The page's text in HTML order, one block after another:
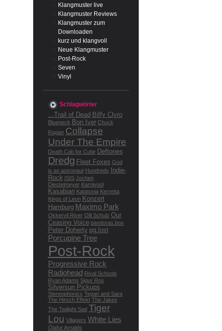
Klangmuster live
Klangmuster Reviews
Klangmuster zum
Downloaden
kurz und klangvoll
Neue Klangmuster
Post-Rock
Seven
Vinyl
Schlagwörter
...Trail of Dead Biffy Clyro
Blueneck Bon Iver Chuck
Ragan Collapse
Under The Empire
Death Cab for Cutie Deftones
Dredg Fleet Foxes God
is an astronaut Hundreds
Indie-
Rock ISIS Jochen
Diestelmeyer Karnivool
Kasabian Katatonia Kerretta
Kings of Leon Konzert
Hamburg Maximo Park
Okkervil River Olli Schulz Our
Ceasing Voice pandoras.box
Peter Doherty pg.lost
Porcupine Tree
Post-Rock
Progressive Rock
Radiohead Rival Schools
Ryan Adams Sigur Ros
Silversun Pickups
Stereophonics Tegan and Sara
The Hirsch Effekt The Jakes
The Twilight Sad Tiger
Lou Villagers White Lies
Ólafur Arnalds